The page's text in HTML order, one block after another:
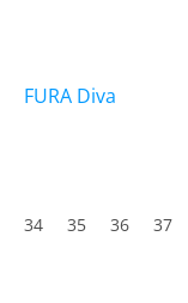
FURA Diva
produktu
je
34 35 36 37